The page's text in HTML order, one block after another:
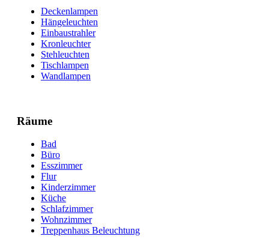
Deckenlampen
Hängeleuchten
Einbaustrahler
Kronleuchter
Stehleuchten
Tischlampen
Wandlampen
Räume
Bad
Büro
Esszimmer
Flur
Kinderzimmer
Küche
Schlafzimmer
Wohnzimmer
Treppenhaus Beleuchtung